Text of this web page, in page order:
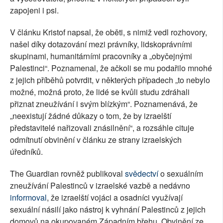
zapojeni i psi.
V článku Kristof napsal, že oběti, s nimiž vedl rozhovory,
našel díky dotazování mezi právníky, lidskoprávními
skupinami, humanitárními pracovníky a „obyčejnými
Palestinci“. Poznamenal, že ačkoli se mu podařilo mnohé
z jejich příběhů potvrdit, v některých případech „to nebylo
možné, možná proto, že lidé se kvůli studu zdráhali
přiznat zneužívání i svým blízkým“. Poznamenává, že
„neexistují žádné důkazy o tom, že by izraelští
představitelé nařizovali znásilnění“, a rozsáhle cituje
odmítnutí obvinění v článku ze strany izraelských
úředníků.
The Guardian rovněž publikoval svědectvío sexuálním
zneužívání Palestinců v izraelské vazbě a nedávno
informoval, že izraelští vojáci a osadníci využívají
sexuální násilí jako nástroj k vyhnání Palestinců z jejich